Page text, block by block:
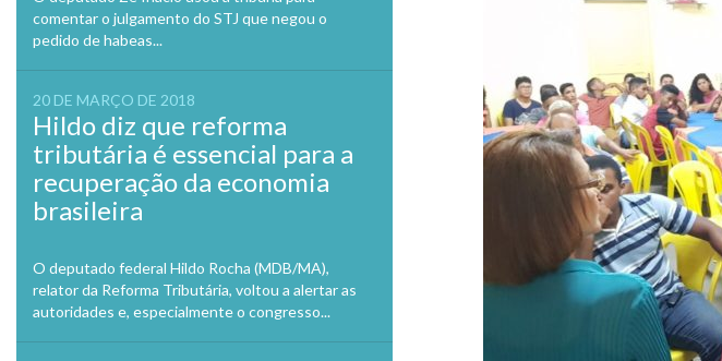
comentar o julgamento do STJ que negou o
pedido de habeas...
20 DE MARÇO DE 2018
Hildo diz que reforma
tributária é essencial para a
recuperação da economia
brasileira
O deputado federal Hildo Rocha (MDB/MA),
relator da Reforma Tributária, voltou a alertar as
autoridades e, especialmente o congresso...